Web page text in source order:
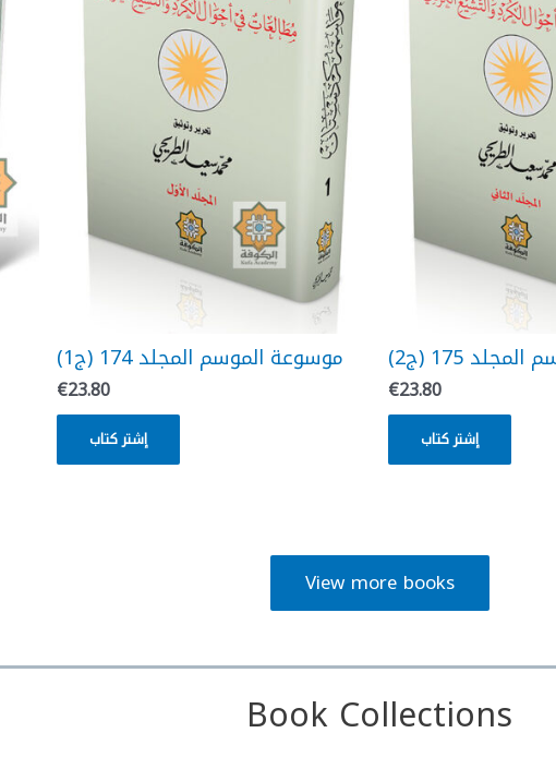
موسوعة الموسم المجلد 174 (ج1)
€23.80
إشتر كتاب
175 (ج2)
€23.80
إشتر كتاب
View more books
Book Collections